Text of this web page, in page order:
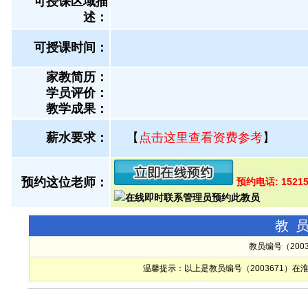
述：
可授课时间：
家教简历：
学员评价：
教学成果：
薪水要求： 【 点击这里查看资费参考】
预约这位老师： 预约电话:
教
教员编号（
温馨提示：以上是教员编号（2003671）在